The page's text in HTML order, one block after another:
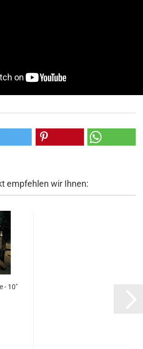
empfehlen wir Ihnen:
- 10"